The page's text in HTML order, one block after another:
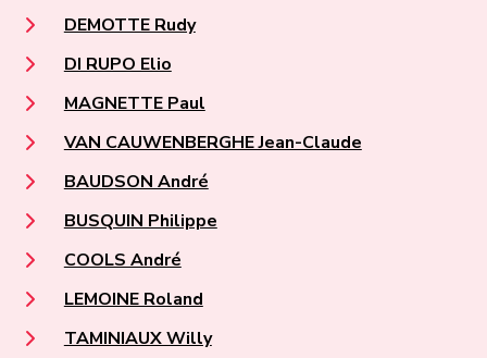
DEMOTTE Rudy
DI RUPO Elio
MAGNETTE Paul
VAN CAUWENBERGHE Jean-Claude
BAUDSON André
BUSQUIN Philippe
COOLS André
LEMOINE Roland
TAMINIAUX Willy